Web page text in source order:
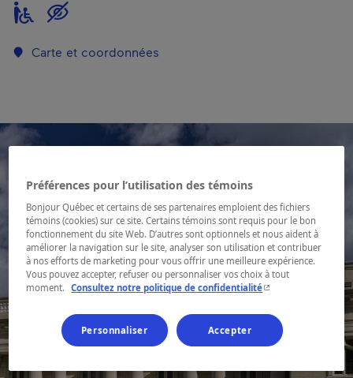
Carte et coordonnées
Préférences pour l’utilisation des témoins
Bonjour Québec et certains de ses partenaires emploient des fichiers
témoins (cookies) sur ce site. Certains témoins sont requis pour le bon
fonctionnement du site Web. D’autres sont optionnels et nous aident à
améliorer la navigation sur le site, analyser son utilisation et contribuer
à nos efforts de marketing pour vous offrir une meilleure expérience.
Vous pouvez accepter, refuser ou personnaliser vos choix à tout
moment. Consultez notre politique de confidentialité- Cet hyperlien
Personnaliser Accepter